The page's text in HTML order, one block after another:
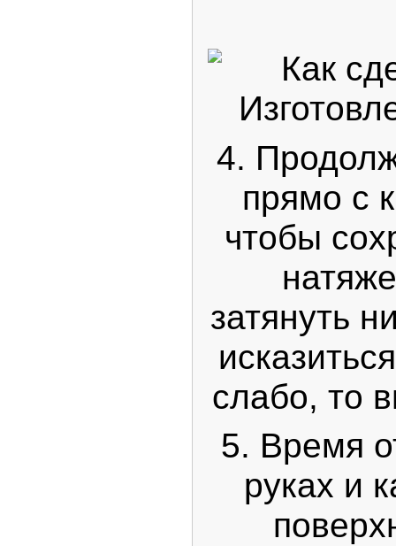
4.
прямо с
чтобы
затянуть
слабо, то
5. Время
руках и